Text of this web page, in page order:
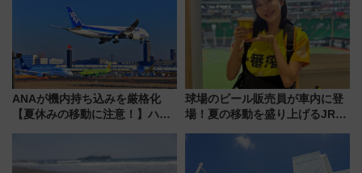
ANAが機内持ち込みを厳格化
【夏休みの移動に注意！】ハン
(40×30×20cm)おさらい
球場のビール販売員が車内に登
場！夏の移動を盛り上げるJR九
月7日限定 ソフトバンクホーク
スとコラボ